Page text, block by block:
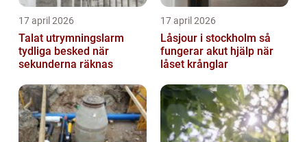
17 april 2026
Talat utrymningslarm
tydliga besked när
sekunderna räknas
17 april 2026
Låsjour i stockholm så
fungerar akut hjälp när
låset krånglar